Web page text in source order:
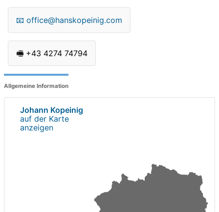
📧 office@hanskopeinig.com
🖷 +43 4274 74794
Allgemeine Information
Johann Kopeinig
auf der Karte
anzeigen